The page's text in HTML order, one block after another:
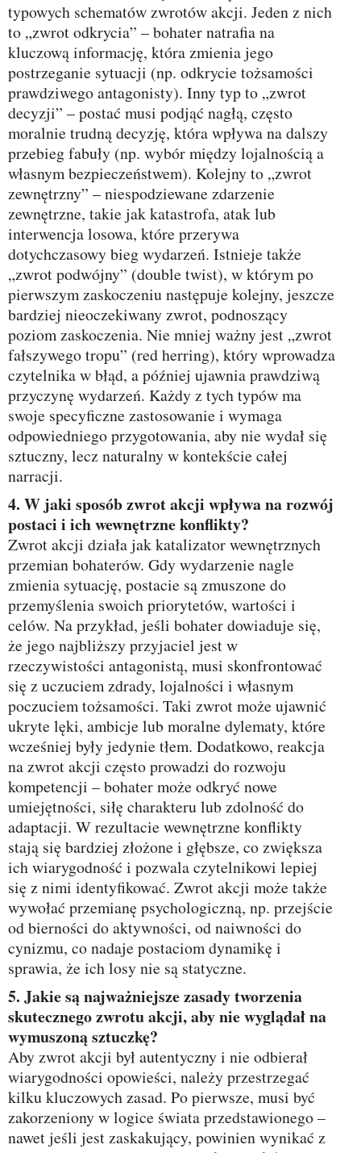
typowych schematów zwrotów akcji. Jeden z nich
to „zwrot odkrycia” – bohater natrafia na
kluczową informację, która zmienia jego
postrzeganie sytuacji (np. odkrycie tożsamości
prawdziwego antagonisty). Inny typ to „zwrot
decyzji” – postać musi podjąć nagłą, często
moralnie trudną decyzję, która wpływa na dalszy
przebieg fabuły (np. wybór między lojalnością a
własnym bezpieczeństwem). Kolejny to „zwrot
zewnętrzny” – niespodziewane zdarzenie
zewnętrzne, takie jak katastrofa, atak lub
interwencja losowa, które przerywa
dotychczasowy bieg wydarzeń. Istnieje także
„zwrot podwójny” (double twist), w którym po
pierwszym zaskoczeniu następuje kolejny, jeszcze
bardziej nieoczekiwany zwrot, podnoszący
poziom zaskoczenia. Nie mniej ważny jest „zwrot
fałszywego tropu” (red herring), który wprowadza
czytelnika w błąd, a później ujawnia prawdziwą
przyczynę wydarzeń. Każdy z tych typów ma
swoje specyficzne zastosowanie i wymaga
odpowiedniego przygotowania, aby nie wydał się
sztuczny, lecz naturalny w kontekście całej
narracji.
4. W jaki sposób zwrot akcji wpływa na rozwój
postaci i ich wewnętrzne konflikty?
Zwrot akcji działa jak katalizator wewnętrznych
przemian bohaterów. Gdy wydarzenie nagle
zmienia sytuację, postacie są zmuszone do
przemyślenia swoich priorytetów, wartości i
celów. Na przykład, jeśli bohater dowiaduje się,
że jego najbliższy przyjaciel jest w
rzeczywistości antagonistą, musi skonfrontować
się z uczuciem zdrady, lojalności i własnym
poczuciem tożsamości. Taki zwrot może ujawnić
ukryte lęki, ambicje lub moralne dylematy, które
wcześniej były jedynie tłem. Dodatkowo, reakcja
na zwrot akcji często prowadzi do rozwoju
kompetencji – bohater może odkryć nowe
umiejętności, siłę charakteru lub zdolność do
adaptacji. W rezultacie wewnętrzne konflikty
stają się bardziej złożone i głębsze, co zwiększa
ich wiarygodność i pozwala czytelnikowi lepiej
się z nimi identyfikować. Zwrot akcji może także
wywołać przemianę psychologiczną, np. przejście
od bierności do aktywności, od naiwności do
cynizmu, co nadaje postaciom dynamikę i
sprawia, że ich losy nie są statyczne.
5. Jakie są najważniejsze zasady tworzenia
skutecznego zwrotu akcji, aby nie wyglądał na
wymuszoną sztuczkę?
Aby zwrot akcji był autentyczny i nie odbierał
wiarygodności opowieści, należy przestrzegać
kilku kluczowych zasad. Po pierwsze, musi być
zakorzeniony w logice świata przedstawionego –
nawet jeśli jest zaskakujący, powinien wynikać z